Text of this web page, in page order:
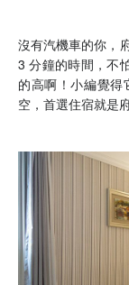
沒有汽機車的你，
3 分鐘的時間，不
的高啊！小編覺
空，首選住宿就是